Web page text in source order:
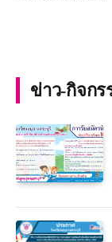
ข่าว-กิจก